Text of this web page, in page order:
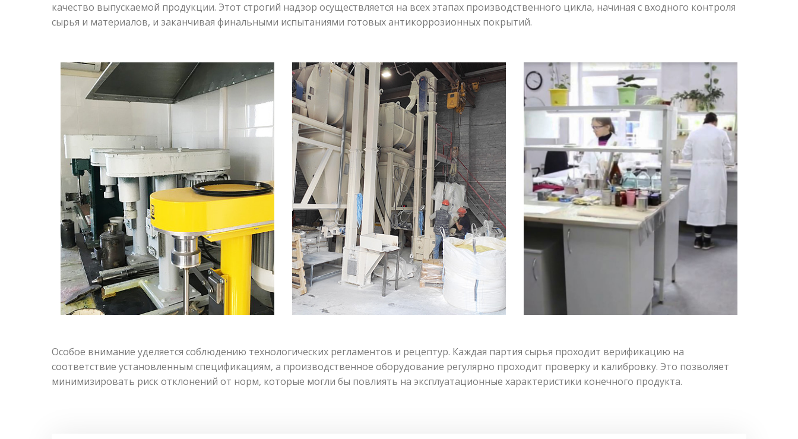
качество выпускаемой продукции. Этот строгий надзор осуществляется на всех этапах производственного цикла, начиная с входного контроля
сырья и материалов, и заканчивая финальными испытаниями готовых антикоррозионных покрытий.
Особое внимание уделяется соблюдению технологических регламентов и рецептур. Каждая партия сырья проходит верификацию на
соответствие установленным спецификациям, а производственное оборудование регулярно проходит проверку и калибровку. Это позволяет
минимизировать риск отклонений от норм, которые могли бы повлиять на эксплуатационные характеристики конечного продукта.